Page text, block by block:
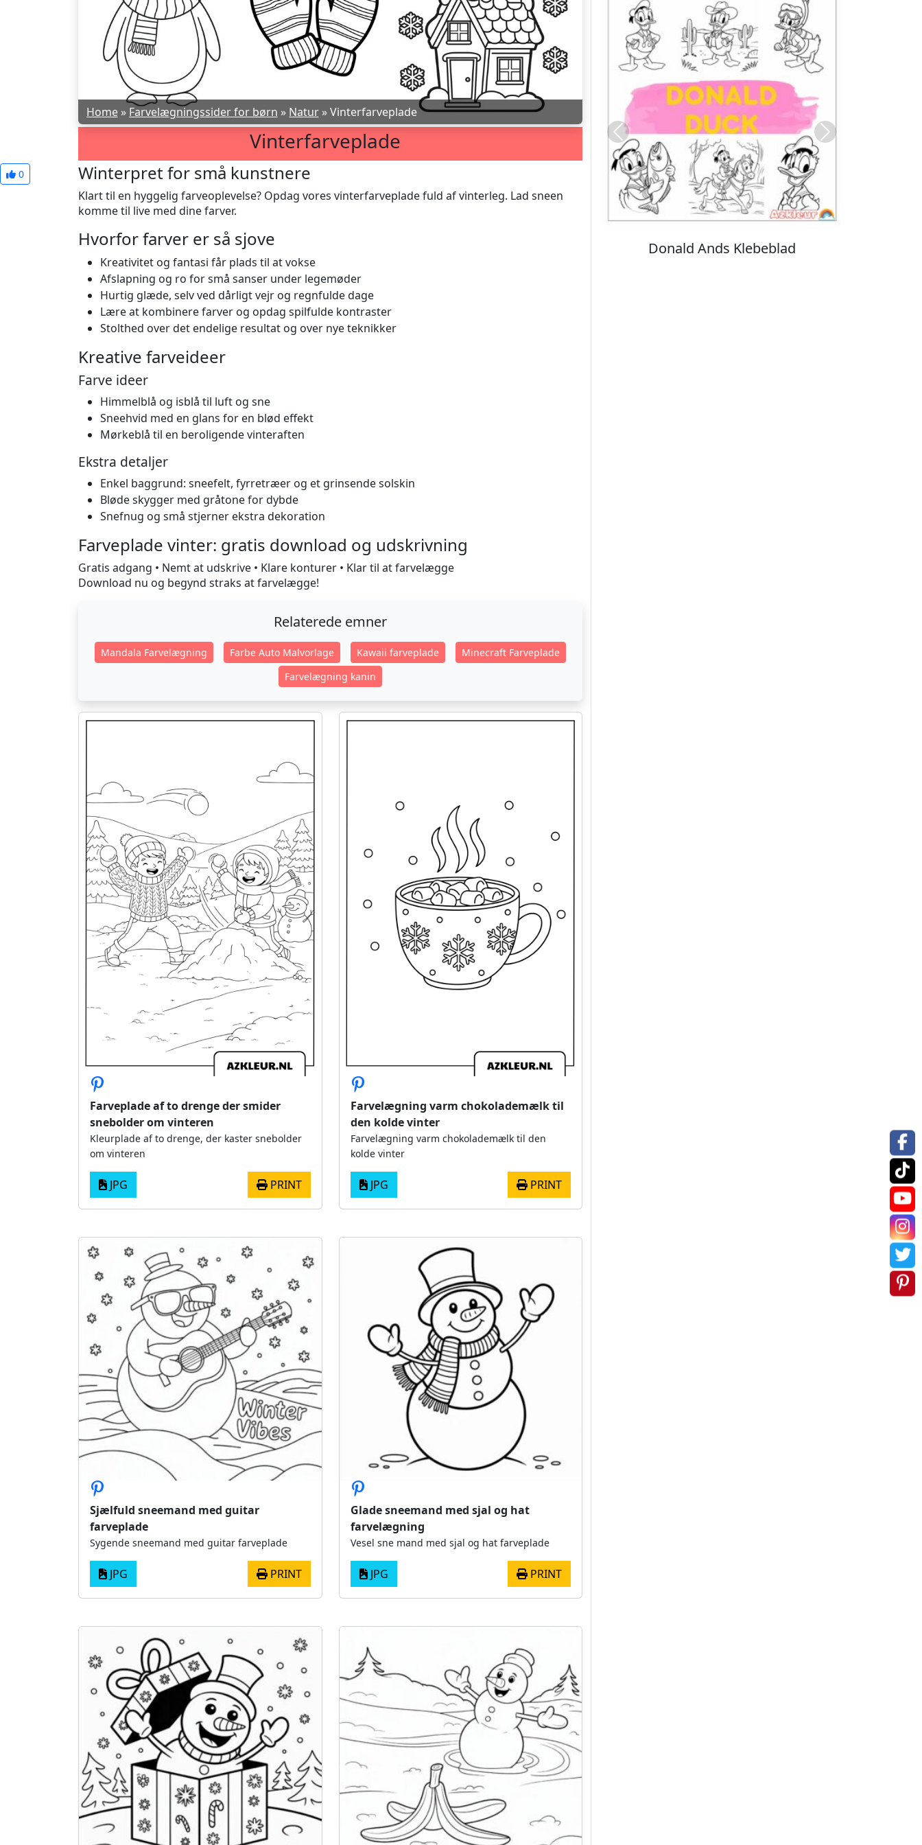
Home » Farvelægningssider for børn » Natur »Vinterfarveplade
Vinterfarveplade
0 Winterpret for små kunstnere
Klart til en hyggelig farveoplevelse? Opdag vores vinterfarveplade fuld af vinterleg. Lad sneen
komme til live med dine farver.
Hvorfor farver er så sjove
Kreativitet og fantasi får plads til at vokse
Afslapning og ro for små sanser under legemøder
Hurtig glæde, selv ved dårligt vejr og regnfulde dage
Lære at kombinere farver og opdag spilfulde kontraster
Stolthed over det endelige resultat og over nye teknikker
Kreative farveideer
Farve ideer
Himmelblå og isblå til luft og sne
Sneehvid med en glans for en blød effekt
Mørkeblå til en beroligende vinteraften
Ekstra detaljer
Enkel baggrund: sneefelt, fyrretræer og et grinsende solskin
Bløde skygger med gråtone for dybde
Snefnug og små stjerner ekstra dekoration
Farveplade vinter: gratis download og udskrivning
Gratis adgang • Nemt at udskrive • Klare konturer • Klar til at farvelægge
Download nu og begynd straks at farvelægge!
Relaterede emner
Mandala Farvelægning Farbe Auto Malvorlage Kawaii farveplade
Minecraft Farveplade
Farvelægning kanin
Farveplade af to drenge der smider
snebolder om vinteren
Kleurplade af to drenge, der kaster snebolder
om vinteren
JPG PRINT
Farvelægning varm chokolademælk til
den kolde vinter
Farvelægning varm chokolademælk til den
kolde vinter
JPG PRINT
Sjælfuld sneemand med guitar
farveplade
Sygende sneemand med guitar farveplade
JPG PRINT
Glade sneemand med sjal og hat
farvelægning
Vesel sne mand med sjal og hat farveplade
JPG PRINT
Stitch Farvelægning
Previous Next